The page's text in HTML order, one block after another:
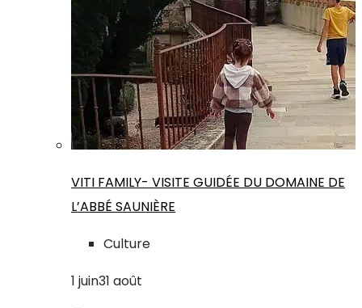
VITI FAMILY- VISITE GUIDÉE DU DOMAINE DE
L’ABBÉ SAUNIÈRE
Culture
1 juin31 août